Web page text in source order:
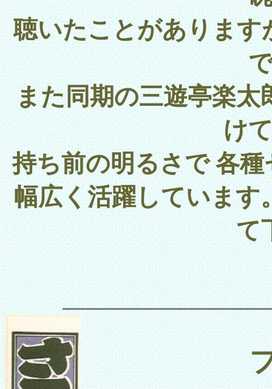
聴いたことがあります
また同期の三遊亭楽太
け
持ち前の明るさで 各種
幅広く活躍していま
て